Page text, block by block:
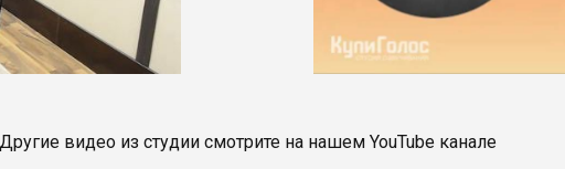
видео из студии смотрите на нашем YouTube канале